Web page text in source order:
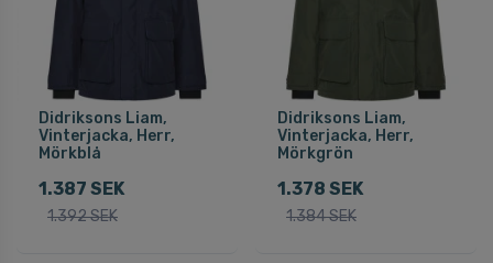
Didriksons Liam,
Vinterjacka, Herr,
Mörkblå
1.387 SEK
1.392 SEK
Didriksons Liam,
Vinterjacka, Herr,
Mörkgrön
1.378 SEK
1.384 SEK